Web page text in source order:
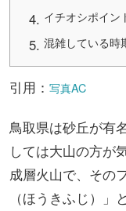
イチオシポイン
混雑している時
引用： 写真AC
鳥取県は砂丘が有
しては大山の方が
成層火山で、その
（ほうきふじ）